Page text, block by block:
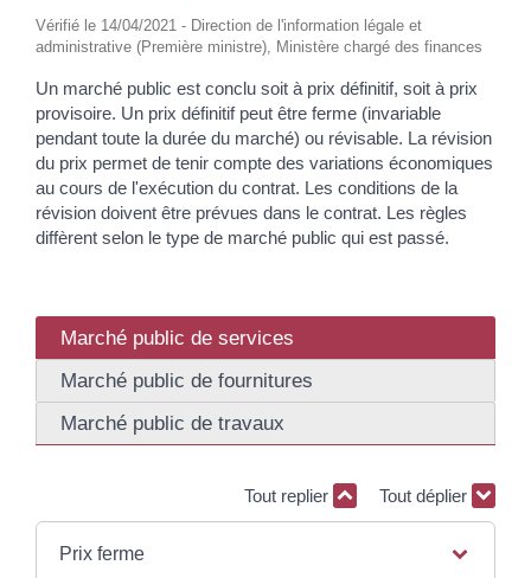
Vérifié le 14/04/2021 - Direction de l'information légale et
administrative (Première ministre), Ministère chargé des finances
Un marché public est conclu soit à prix définitif, soit à prix
provisoire. Un prix définitif peut être ferme (invariable
pendant toute la durée du marché) ou révisable. La révision
du prix permet de tenir compte des variations économiques
au cours de l'exécution du contrat. Les conditions de la
révision doivent être prévues dans le contrat. Les règles
diffèrent selon le type de marché public qui est passé.
Marché public de services
Marché public de fournitures
Marché public de travaux
Tout replier Tout déplier
Prix ferme